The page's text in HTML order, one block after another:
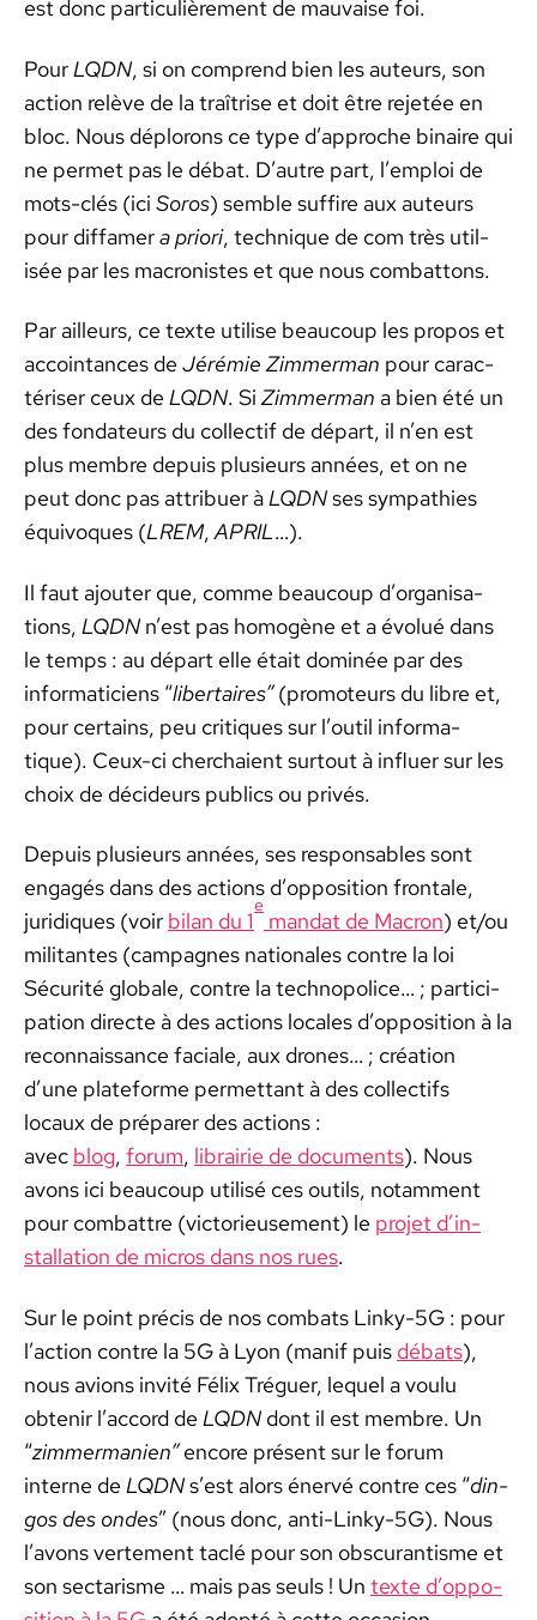
est donc par­ti­c­ulière­ment de mau­vaise foi.
Pour LQDN, si on com­prend bien les auteurs, son
action relève de la traîtrise et doit être rejetée en
bloc. Nous déplorons ce type d’ap­proche binaire qui
ne per­met pas le débat. D’autre part, l’emploi de
mots-clés (ici Soros) sem­ble suf­fire aux auteurs
pour dif­famera pri­ori, tech­nique de com très util­
isée par les macro­nistes et que nous com­bat­tons.
Par ailleurs, ce texte utilise beau­coup les pro­pos et
accoin­tances deJérémie Zim­mer­man pour car­ac­
téris­er ceux deLQDN. SiZim­mer­man a bien été un
des fon­da­teurs du col­lec­tif de départ, il n’en est
plus mem­bre depuis plusieurs années, et on ne
peut donc pas attribuer àLQDNses sym­pa­thies
équiv­o­ques (LREM,APRIL…).
Il faut ajouter que, comme beau­coup d’or­gan­i­sa­
tions, LQDN n’est pas homogène et a évolué dans
le temps : au départ elle était dom­inée par des
infor­mati­ciens “lib­er­taires”(pro­mo­teurs du libre et,
pour cer­tains, peu cri­tiques sur l’outil infor­ma­
tique). Ceux-ci cher­chaient surtout à influer sur les
choix de décideurs publics ou privés.
Depuis plusieurs années, ses respon­s­ables sont
engagés dans des actions d’op­po­si­tion frontale,
juridiques (voir bilan du 1
e
man­dat de Macron) et/ou
mil­i­tantes (cam­pagnes nationales con­tre la loi
Sécu­rité glob­ale, con­tre la tech­nop­o­lice… ; par­tic­i­
pa­tion directe à des actions locales d’op­po­si­tion à la
recon­nais­sance faciale, aux drones… ; créa­tion
d’une plate­forme per­me­t­tant à des col­lec­tifs
locaux de pré­par­er des actions :
avec blog, forum, librairie de doc­u­ments). Nous
avons ici beau­coup util­isé ces out­ils, notam­ment
pour com­bat­tre (vic­to­rieuse­ment) le pro­jet d’in­
stal­la­tion de micros dans nos rues.
Sur le point pré­cis de nos com­bats Linky-5G : pour
l’ac­tion con­tre la 5G à Lyon (manif puis débats),
nous avions invité Félix Tréguer, lequel a voulu
obtenir l’ac­cord de LQDN dont il est mem­bre. Un
“zim­mer­manien”encore présent sur le forum
interne de LQDNs’est alors énervé con­tre ces “din­
gos des ondes” (nous donc, anti-Linky-5G). Nous
l’avons verte­ment taclé pour son obscu­ran­tisme et
son sec­tarisme … mais pas seuls ! Un texte d’op­po­